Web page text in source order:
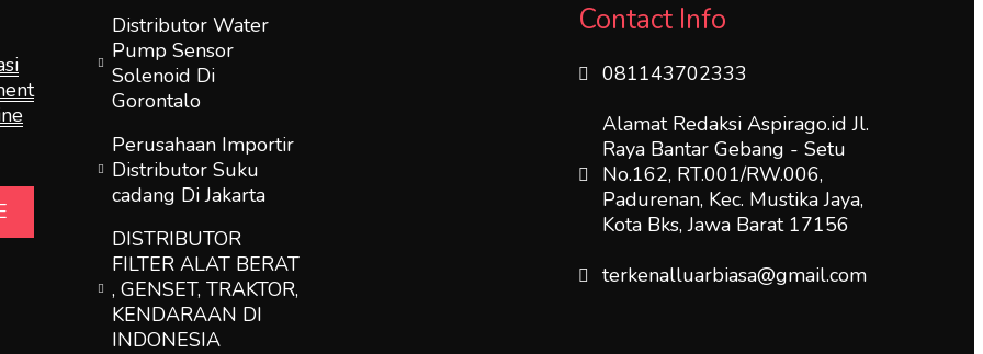
Distributor Water
Pump Sensor
Solenoid Di
Gorontalo
Perusahaan Importir
Distributor Suku
cadang Di Jakarta
DISTRIBUTOR
FILTER ALAT BERAT
, GENSET, TRAKTOR,
KENDARAAN DI
INDONESIA
Contact Info
081143702333
Alamat Redaksi Aspirago.id Jl.
Raya Bantar Gebang - Setu
No.162, RT.001/RW.006,
Padurenan, Kec. Mustika Jaya,
Kota Bks, Jawa Barat 17156
terkenalluarbiasa@gmail.com